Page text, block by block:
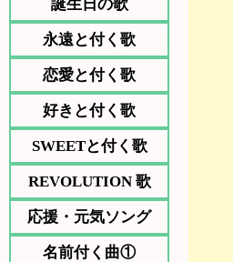
誕生日の歌
永遠と付く歌
恋愛と付く歌
好きと付く歌
SWEETと付く歌
REVOLUTION 歌
応援・元気ソング
名前付く曲①